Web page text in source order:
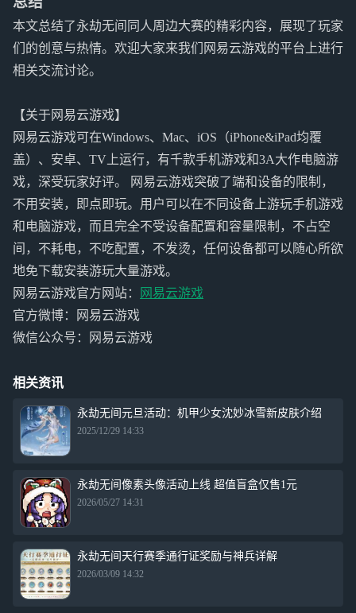
本文总结了永劫无间同人周边大赛的精彩内容，展现了玩家
们的创意与热情。欢迎大家来我们网易云游戏的平台上进行
相关交流讨论。
【关于网易云游戏】
网易云游戏可在Windows、Mac、iOS（iPhone&iPad均覆
盖）、安卓、TV上运行，有千款手机游戏和3A大作电脑游
戏，深受玩家好评。 网易云游戏突破了端和设备的限制，
不用安装，即点即玩。用户可以在不同设备上游玩手机游戏
和电脑游戏，而且完全不受设备配置和容量限制，不占空
间，不耗电，不吃配置，不发烫，任何设备都可以随心所欲
地免下载安装游玩大量游戏。
网易云游戏官方网站：
网易云游戏
官方微博：网易云游戏
微信公众号：网易云游戏
相关资讯
永劫无间元旦活动：机甲少女沈妙冰雪新皮肤介绍
2025/12/29 14:33
永劫无间像素头像活动上线 超值盲盒仅售1元
2026/05/27 14:31
永劫无间天行赛季通行证奖励与神兵详解
2026/03/09 14:32